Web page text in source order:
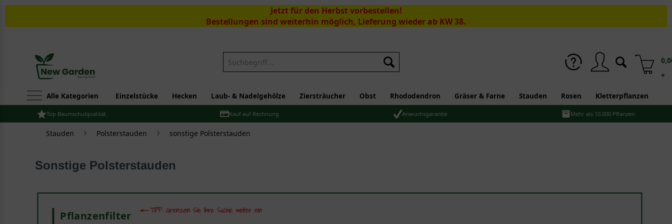
Jetzt für den Herbst vorbestellen!
Bestellungen sind weiterhin möglich, Lieferung wieder ab KW 38.
Suchen
*
Alle Kategorien Einzelstücke Hecken Laub- & Nadelgehölze Ziersträucher Obst Rhododendron Gräser & Farne Stauden Rosen Kletterpflanzen
Top Baumschulqualität Kauf auf Rechnung Anwuchsgarantie Mehr als 10.000 Pflanzen
Stauden Polsterstauden sonstige Polsterstauden
Sonstige Polsterstauden
Pflanzenfilter